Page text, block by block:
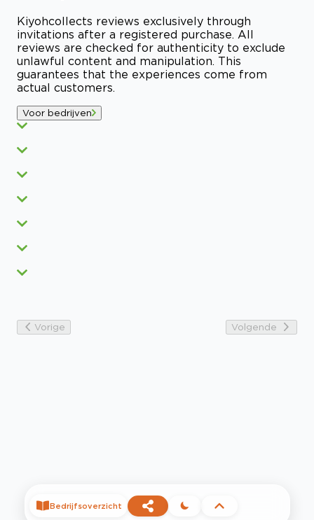
Kiyohcollects reviews exclusively through
invitations after a registered purchase. All
reviews are checked for authenticity to exclude
unlawful content and manipulation. This
guarantees that the experiences come from
actual customers.
Voor bedrijven
Vorige Volgende
Bedrijfsoverzicht